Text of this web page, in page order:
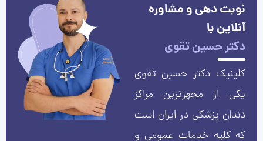
نوبت دهی و مشاوره
آنلاین با
دکتر حسین تقوی
کلینیک دکتر حسین تقوی
یکی از مجهزترین مراکز
دندان پزشکی در ایران است
که کلیه خدمات عمومی و